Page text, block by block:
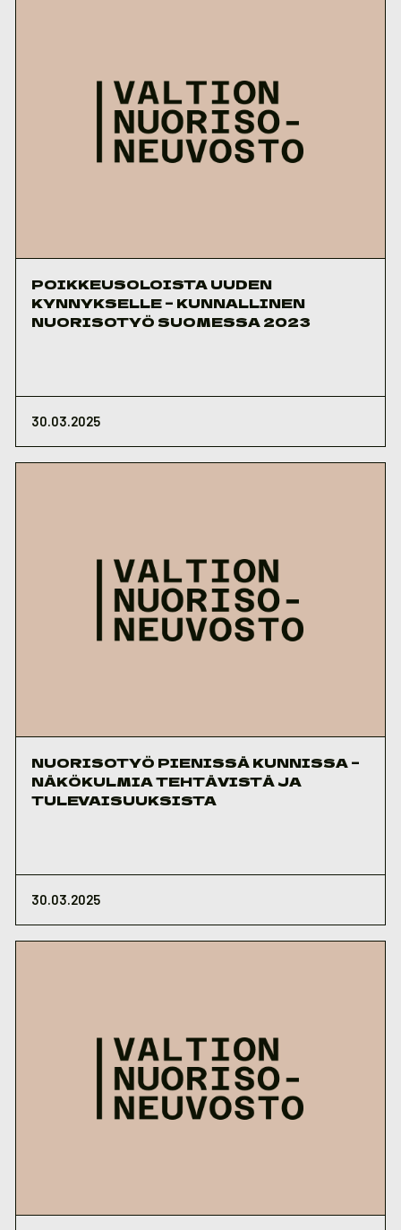
POIKKEUSOLOISTA UUDEN
KYNNYKSELLE – KUNNALLINEN
NUORISOTYÖ SUOMESSA 2023
30.03.2025
NUORISOTYÖ PIENISSÄ KUNNISSA –
NÄKÖKULMIA TEHTÄVISTÄ JA
TULEVAISUUKSISTA
30.03.2025